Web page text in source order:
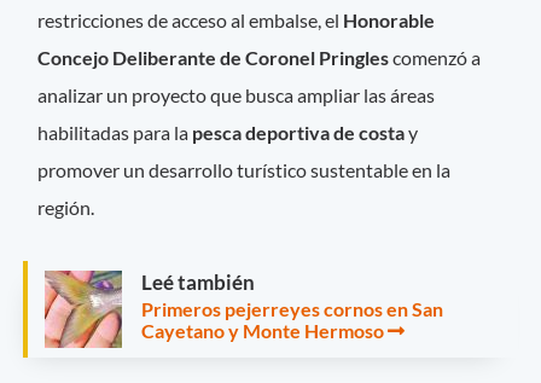
restricciones de acceso al embalse, el Honorable
Concejo Deliberante de Coronel Pringlescomenzó a
analizar un proyecto que busca ampliar las áreas
habilitadas para la pesca deportiva de costay
promover un desarrollo turístico sustentable en la
región.
Leé también
Primeros pejerreyes cornos en San
Cayetano y Monte Hermoso